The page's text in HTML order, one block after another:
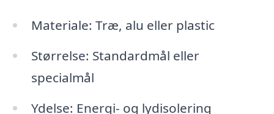
Materiale: Træ, alu eller plastic
Størrelse: Standardmål eller
specialmål
Ydelse: Energi- og lydisolering